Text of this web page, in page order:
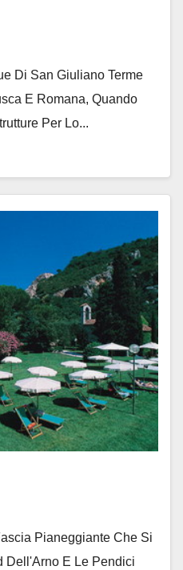
Di San Giuliano Terme
E Romana, Quando
Per Lo...
Pianeggiante Che Si
Dell'Arno E Le Pendici